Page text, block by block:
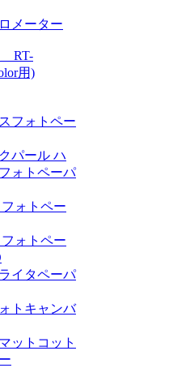
メーター
RT-
用)
フォトペー
パール ハ
ォトペーパ
ォトペー
ォトペー
イタペーパ
トキャンバ
ットコット